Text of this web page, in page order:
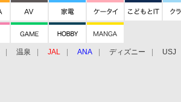
温泉 JAL ANA ディズニー USJ